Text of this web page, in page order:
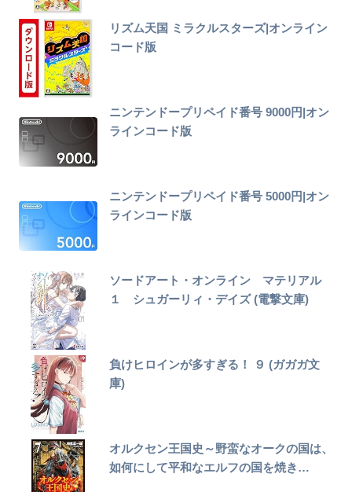
リズム天国 ミラクルスターズ|オンライン
コード版
ニンテンドープリペイド番号 9000円|オン
ラインコード版
ニンテンドープリペイド番号 5000円|オン
ラインコード版
ソードアート・オンライン マテリアル
１ シュガーリィ・デイズ (電撃文庫)
負けヒロインが多すぎる！ ９ (ガガガ文
庫)
オルクセン王国史～野蛮なオークの国は、
如何にして平和なエルフの国を焼き…